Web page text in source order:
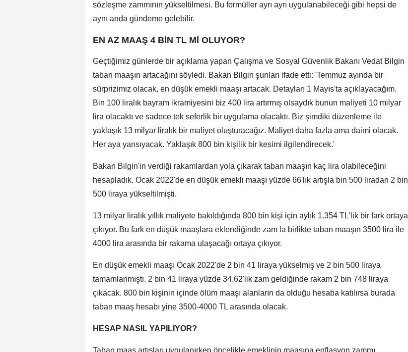
sözleşme zammının yükseltilmesi. Bu formüller ayrı ayrı uygulanabileceği gibi hepsi de
aynı anda gündeme gelebilir.
EN AZ MAAŞ 4 BİN TL Mİ OLUYOR?
Geçtiğimiz günlerde bir açıklama yapan Çalışma ve Sosyal Güvenlik Bakanı Vedat Bilgin
taban maaşın artacağını söyledi. Bakan Bilgin şunları ifade etti: 'Temmuz ayında bir
sürprizimiz olacak, en düşük emekli maaşı artacak. Detayları 1 Mayıs'ta açıklayacağım.
Bin 100 liralık bayram ikramiyesini biz 400 lira artırmış olsaydık bunun maliyeti 10 milyar
lira olacaktı ve sadece tek seferlik bir uygulama olacaktı. Biz şimdiki düzenleme ile
yaklaşık 13 milyar liralık bir maliyet oluşturacağız. Maliyet daha fazla ama daimi olacak.
Her aya yansıyacak. Yaklaşık 800 bin kişilik bir kesimi ilgilendirecek.'
Bakan Bilgin'in verdiği rakamlardan yola çıkarak taban maaşın kaç lira olabileceğini
hesapladık. Ocak 2022'de en düşük emekli maaşı yüzde 66'lık artışla bin 500 liradan 2 bin
500 liraya yükseltilmişti.
13 milyar liralık yıllık maliyete bakıldığında 800 bin kişi için aylık 1.354 TL'lik bir fark ortaya
çıkıyor. Bu fark en düşük maaşlara eklendiğinde zam la birlikte taban maaşın 3500 lira ile
4000 lira arasında bir rakama ulaşacağı ortaya çıkıyor.
En düşük emekli maaşı Ocak 2022'de 2 bin 41 liraya yükselmiş ve 2 bin 500 liraya
tamamlanmıştı. 2 bin 41 liraya yüzde 34.62'lik zam geldiğinde rakam 2 bin 748 liraya
çıkacak. 800 bin kişinin içinde ölüm maaşı alanların da olduğu hesaba katılırsa burada
taban maaş hesabı yine 3500-4000 TL arasında olacak.
HESAP NASIL YAPILIYOR?